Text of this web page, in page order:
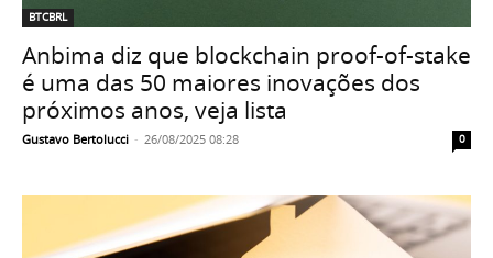
BTCBRL
Anbima diz que blockchain proof-of-stake
é uma das 50 maiores inovações dos
próximos anos, veja lista
Gustavo Bertolucci - 26/08/2025 08:28 0